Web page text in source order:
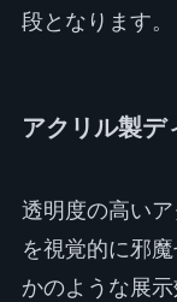
段となります。
アクリル製デ
透明度の高い
を視覚的に邪
かのような展示